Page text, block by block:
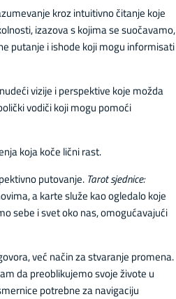
kroz intuitivno čitanje koje
izazova s kojima se suočavamo,
putanje i ishode koji mogu informisati
vizije i perspektive koje možda
vodiči koji mogu pomoći
koja koče lični rast.
putovanje. Tarot sjednice:
a karte služe kao ogledalo koje
sebe i svet oko nas, omogućavajući
već način za stvaranje promena.
da preoblikujemo svoje živote u
potrebne za navigaciju